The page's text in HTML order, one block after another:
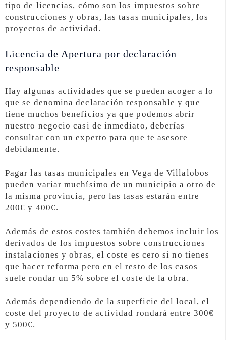
tipo de licencias, cómo son los impuestos sobre
construcciones y obras, las tasas municipales, los
proyectos de actividad.
Licencia de Apertura por declaración
responsable
Hay algunas actividades que se pueden acoger a lo
que se denomina declaración responsable y que
tiene muchos beneficios ya que podemos abrir
nuestro negocio casi de inmediato, deberías
consultar con un experto para que te asesore
debidamente.
Pagar las tasas municipales en Vega de Villalobos
pueden variar muchísimo de un municipio a otro de
la misma provincia, pero las tasas estarán entre
200€ y 400€.
Además de estos costes también debemos incluir los
derivados de los impuestos sobre construcciones
instalaciones y obras, el coste es cero si no tienes
que hacer reforma pero en el resto de los casos
suele rondar un 5% sobre el coste de la obra.
Además dependiendo de la superficie del local, el
coste del proyecto de actividad rondará entre 300€
y 500€.